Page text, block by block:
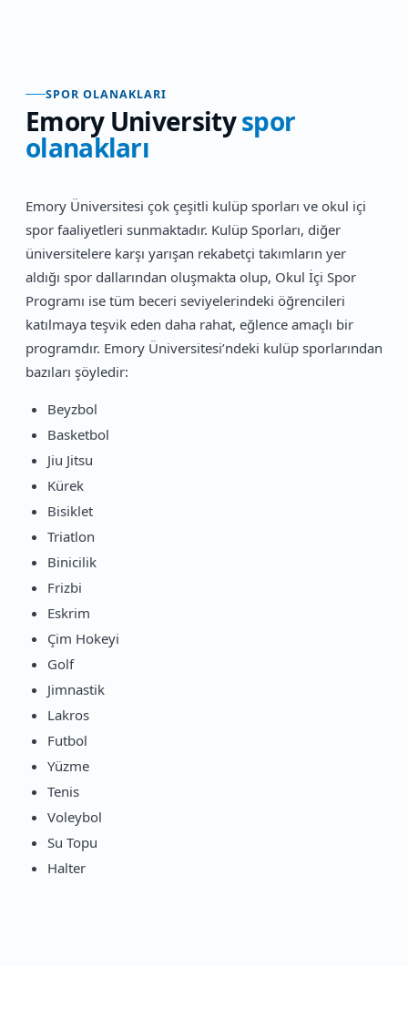
SPOR OLANAKLARI
Emory Universityspor
olanakları
Emory Üniversitesi çok çeşitli kulüp sporları ve okul içi
spor faaliyetleri sunmaktadır. Kulüp Sporları, diğer
üniversitelere karşı yarışan rekabetçi takımların yer
aldığı spor dallarından oluşmakta olup, Okul İçi Spor
Programı ise tüm beceri seviyelerindeki öğrencileri
katılmaya teşvik eden daha rahat, eğlence amaçlı bir
programdır. Emory Üniversitesi’ndeki kulüp sporlarından
bazıları şöyledir:
Beyzbol
Basketbol
Jiu Jitsu
Kürek
Bisiklet
Triatlon
Binicilik
Frizbi
Eskrim
Çim Hokeyi
Golf
Jimnastik
Lakros
Futbol
Yüzme
Tenis
Voleybol
Su Topu
Halter